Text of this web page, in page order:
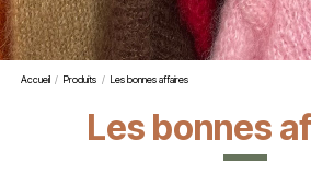
Accueil Produits Les bonnes affaires
Les bonnes